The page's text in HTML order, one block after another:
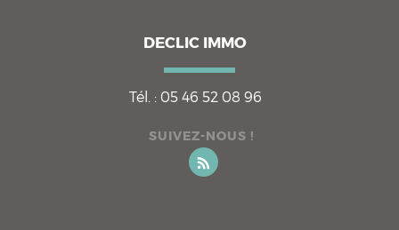
DECLIC IMMO
Tél. : 05 46 52 08 96
SUIVEZ-NOUS !